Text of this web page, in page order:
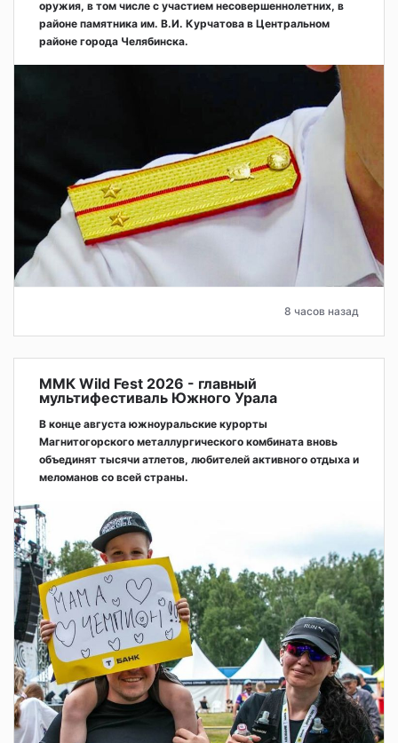
оружия, в том числе с участием несовершеннолетних, в
районе памятника им. В.И. Курчатова в Центральном
районе города Челябинска.
8 часов назад
ММК Wild Fest 2026 - главный
мультифестиваль Южного Урала
В конце августа южноуральские курорты
Магнитогорского металлургического комбината вновь
объединят тысячи атлетов, любителей активного отдыха и
меломанов со всей страны.